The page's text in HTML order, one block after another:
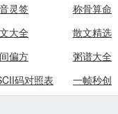
灵签
称骨算命
大全
散文精选
偏方
粥谱大全
码对照表 一帧秒创